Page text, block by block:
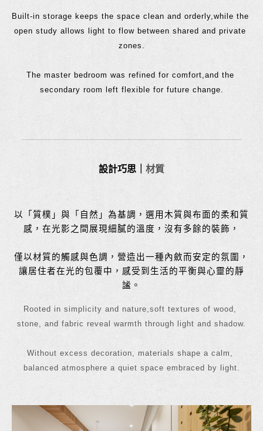
Built-in storage keeps the space clean and orderly,while the
open study allows light to flow between shared and private
zones.
The master bedroom was refined for comfort,and the
secondary room left flexible for future change.
設計巧思｜ 材質
以「質樸」與「自然」為基調，選用木質與布面的柔和質
感，在光影之間展現細膩的溫度，沒有多餘的裝飾，
僅以材質的觸感與色調，營造出一種內斂而安定的氛圍，
讓居住者在光的包覆中，感受到生活的平衡與心靈的靜
謐。
Rooted in simplicity and nature,soft textures of wood,
stone, and fabric reveal warmth through light and shadow.
Without excess decoration, materials shape a calm,
balanced atmosphere a quiet space embraced by light.